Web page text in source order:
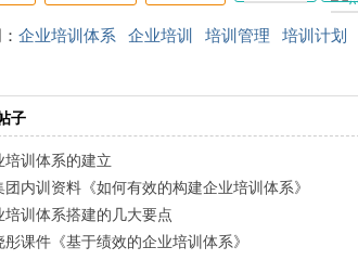
企业培训体系 企业培训 培训管理 培训计划
子
培训体系的建立
团内训资料《如何有效的构建企业培训体系》
培训体系搭建的几大要点
彤课件《基于绩效的企业培训体系》